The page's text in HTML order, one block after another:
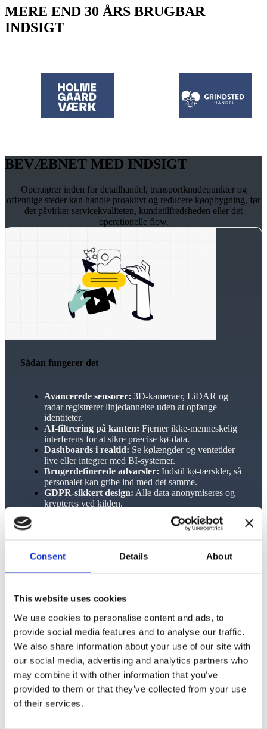
Consent Details About
This website uses cookies
We use cookies to personalise content and ads, to
provide social media features and to analyse our traffic.
We also share information about your use of our site with
our social media, advertising and analytics partners who
may combine it with other information that you’ve
provided to them or that they’ve collected from your use
of their services.
MERE END 30 ÅRS BRUGBAR
INDSIGT
BEVÆBNET MED INDSIGT
Operatører inden for detailhandel, transportknudepunkter og
offentlige steder kan handle proaktivt og reducere køopbygning, før
det påvirker servicekvaliteten, kundetilfredsheden eller det
operationelle flow.
Sådan fungerer det
Avancerede sensorer: 3D-kameraer, LiDAR og
radar registrerer linjedannelse uden at opfange
identiteter.
AI-filtrering på kanten: Fjerner ikke-menneskelig
interferens for at sikre præcise kø-data.
Dashboards i realtid: Se kølængder og ventetider
live eller integrer med BI-systemer.
Brugerdefinerede advarsler: Indstil kø-tærskler, så
personalet kan gribe ind med det samme.
GDPR-sikkert design: Alle data anonymiseres og
krypteres ved kilden.
Hvad du ser
Overvågning af køer: